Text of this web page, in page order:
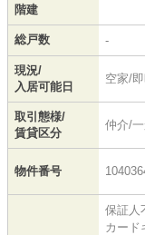
階建
総戸数 -
現況/
入居可能日
空家/
取引態様/
賃貸区分
仲介/
物件番号
保証人
カード